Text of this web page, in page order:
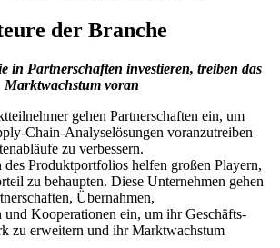
der Branche
in Partnerschaften investieren, treiben das
Marktwachstum voran
gehen Partnerschaften ein, um
Chain-Analyselösungen voranzutreiben
zu verbessern.
Produktportfolios helfen großen Playern,
zu behaupten. Diese Unternehmen gehen
Übernahmen,
Kooperationen ein, um ihr Geschäfts-
zu erweitern und ihr Marktwachstum